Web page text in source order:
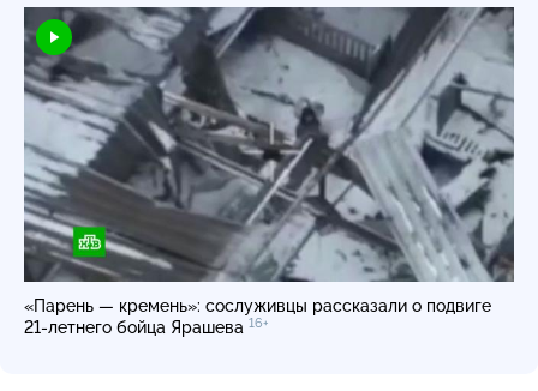
«Парень — кремень»: сослуживцы рассказали о подвиге
21-летнего бойца Ярашева 16+